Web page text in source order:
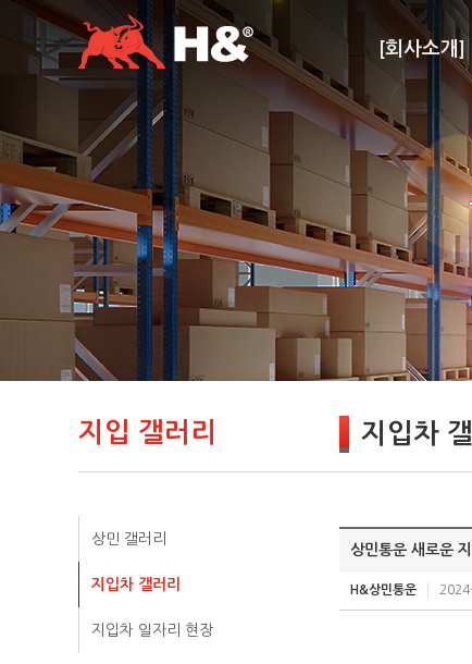
[회사소개]
지입 갤러리
상민 갤러리
지입차 갤러리
지입차 일자리 현장
지입차
상민통운 새로운
H&상민통운